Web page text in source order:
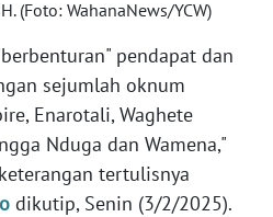
(Foto: WahanaNews/YCW)
pendapat dan
sejumlah oknum
Enarotali, Waghete
Nduga dan Wamena,"
tertulisnya
dikutip, Senin (3/2/2025).